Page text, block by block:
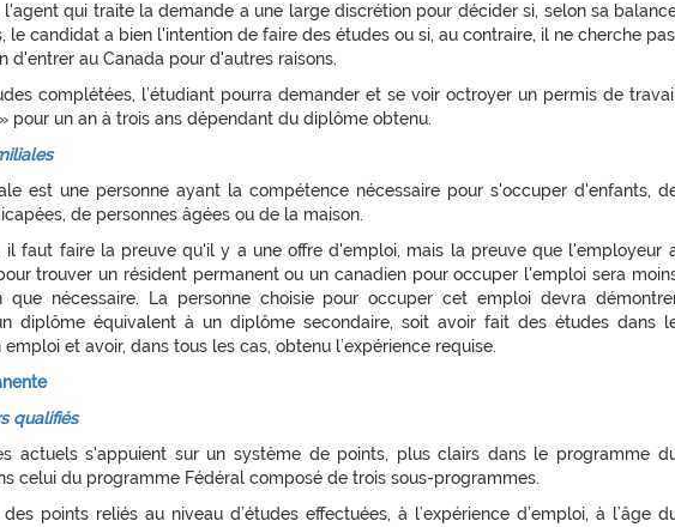
l'agent qui traite la demande a une large discrétion pour décider si, selon sa
le candidat a bien l'intention de faire des études ou si, au contraire, il ne cherche
d'entrer au Canada pour d'autres raisons.
complétées, l’étudiant pourra demander et se voir octroyer un permis de
pour un an à trois ans dépendant du diplôme obtenu.
est une personne ayant la compétence nécessaire pour s'occuper d'enfants,
de personnes âgées ou de la maison.
il faut faire la preuve qu'il y a une offre d'emploi, mais la preuve que l'employeur
trouver un résident permanent ou un canadien pour occuper l'emploi sera
que nécessaire. La personne choisie pour occuper cet emploi devra
diplôme équivalent à un diplôme secondaire, soit avoir fait des études dans
et avoir, dans tous les cas, obtenu l’expérience requise.
qualifiés
actuels s'appuient sur un système de points, plus clairs dans le programme
celui du programme Fédéral composé de trois sous-programmes.
points reliés au niveau d’études effectuées, à l’expérience d’emploi, à l’âge